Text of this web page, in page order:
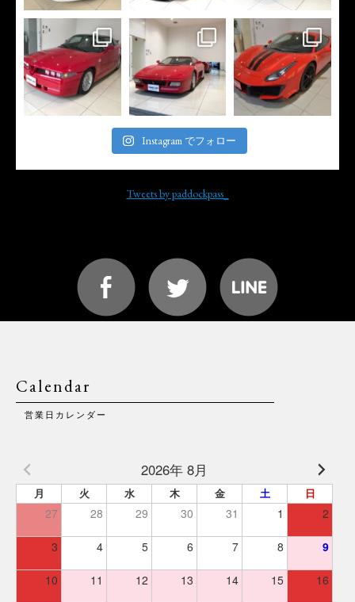
Instagram でフォロー
Tweets by paddockpass_
Calendar
営業日カレンダー
2026年 8月
月 火 水 木 金 土 日
27 28 29 30 31 1 2
3 4 5 6 7 8 9
10 11 12 13 14 15 16